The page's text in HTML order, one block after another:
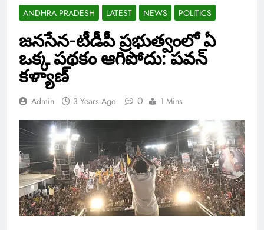
ANDHRA PRADESH LATEST NEWS POLITICS
జనసేన-టీడీపీ ప్రభుత్వంలో ఏ
ఒక్క పథకం ఆగిపోదు: పవన్
కళ్యాణ్
Admin 3 Years Ago 0 1 Mins